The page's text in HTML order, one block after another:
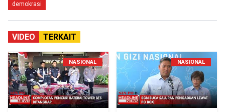
demokrasi
VIDEO TERKAIT
NASIONAL NASIONAL